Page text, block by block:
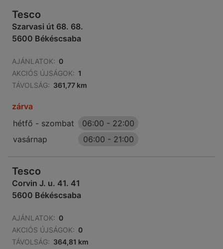
Tesco
Szarvasi út 68. 68.
5600 Békéscsaba
AJÁNLATOK: 0
AKCIÓS ÚJSÁGOK: 1
TÁVOLSÁG: 361,77 km
zárva
hétfő - szombat
06:00 - 22:00
vasárnap
06:00 - 21:00
Tesco
Corvin J. u. 41. 41
5600 Békéscsaba
AJÁNLATOK: 0
AKCIÓS ÚJSÁGOK: 0
TÁVOLSÁG: 364,81 km